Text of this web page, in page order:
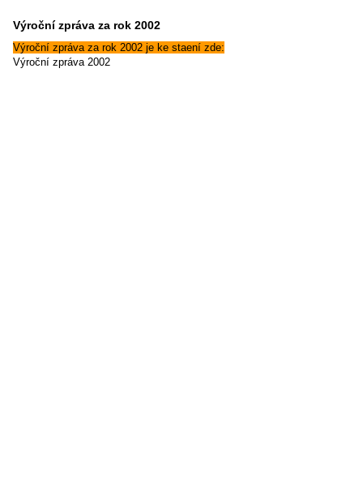
Výroční zpráva za rok 2002
Výroční zpráva za rok 2002 je ke staení zde:
Výroční zpráva 2002